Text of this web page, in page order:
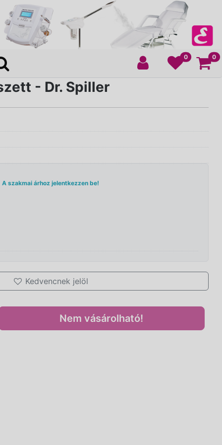
0 0
- Dr. Spiller
A szakmai árhoz jelentkezzen be!
Kedvencnek jelöl
Nem vásárolható!